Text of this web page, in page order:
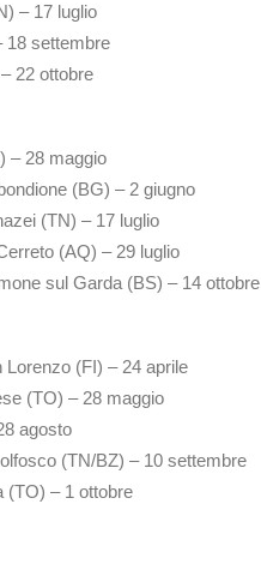
– 17 luglio
18 settembre
22 ottobre
– 28 maggio
(BG) – 2 giugno
(TN) – 17 luglio
(AQ) – 29 luglio
sul Garda (BS) – 14 ottobre
Lorenzo (FI) – 24 aprile
(TO) – 28 maggio
agosto
(TN/BZ) – 10 settembre
(TO) – 1 ottobre